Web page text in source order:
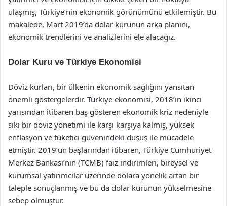
ulaşmış, Türkiye’nin ekonomik görünümünü etkilemiştir. Bu
makalede, Mart 2019’da dolar kurunun arka planını,
ekonomik trendlerini ve analizlerini ele alacağız.
Dolar Kuru ve Türkiye Ekonomisi
Döviz kurları, bir ülkenin ekonomik sağlığını yansıtan
önemli göstergelerdir. Türkiye ekonomisi, 2018’in ikinci
yarısından itibaren baş gösteren ekonomik kriz nedeniyle
sıkı bir döviz yönetimi ile karşı karşıya kalmış, yüksek
enflasyon ve tüketici güvenindeki düşüş ile mücadele
etmiştir. 2019’un başlarından itibaren, Türkiye Cumhuriyet
Merkez Bankası’nın (TCMB) faiz indirimleri, bireysel ve
kurumsal yatırımcılar üzerinde dolara yönelik artan bir
taleple sonuçlanmış ve bu da dolar kurunun yükselmesine
sebep olmuştur.